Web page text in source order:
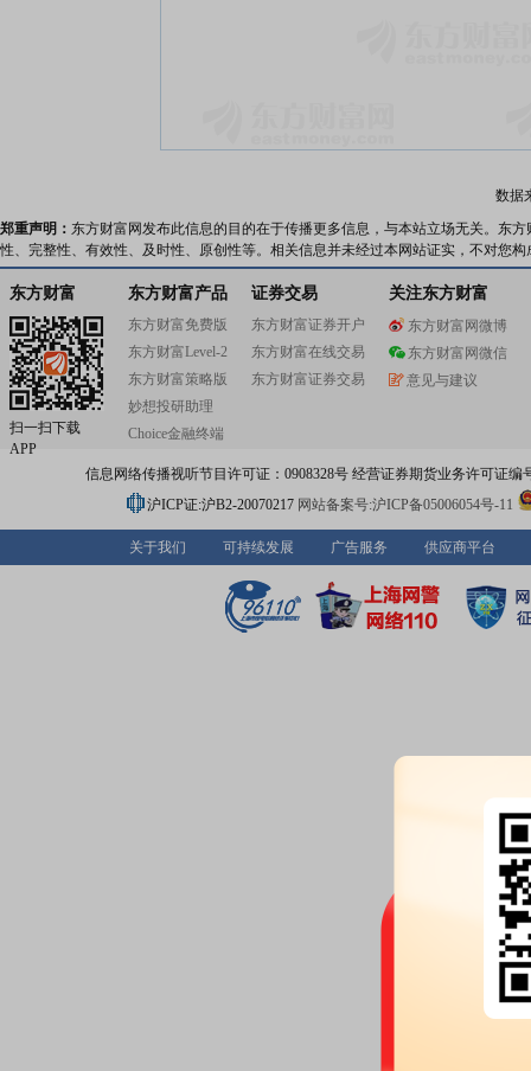
数据
郑重声明： 东方财富网发布此信息的目的在于传播更多信息，与本站立场无关。东
性、完整性、有效性、及时性、原创性等。相关信息并未经过本网站证实，不对您
东方财富
扫一扫下载
APP
东方财富产品
东方财富免费版
东方财富Level-2
东方财富策略版
妙想投研助理
Choice金融终端
证券交易
东方财富证券开户
东方财富在线交易
东方财富证券交易
关注东方财富
东方财富网微博
东方财富网微信
意见与建议
信息网络传播视听节目许可证：0908328号 经营证券期货业务许可证编
沪ICP证:沪B2-20070217 网站备案号:沪ICP备05006054号-11
关于我们 可持续发展 广告服务 供应商平台